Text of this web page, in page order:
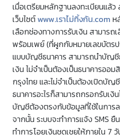
เมื่อเตรียมหลักฐานลงทะเบียนแล้ว
เว็บไซต์www.เราไม่ทิ้งกัน.com ห
เลือกช่องทางการรับเงิน สามารถ
พร้อมเพย์ (ที่ผูกกับหมายเลขบัตรป
แบบบัญชีธนาคาร สามารถนำบัญชี
เงิน ไม่จำเป็นต้องเป็นธนาคารออ
กรุงไทย และไม่จำเป็นต้องเปิดบั
ธนาคารอะไรก็สามารถกรอกรับเ
บัญชีต้องตรงกับข้อมูลที่ใช้ในการล
จากนั้น ระบบจะทำการแจ้ง SMS ยื
ทำการโอยเงินชดเชยให้ภายใน 7 วั